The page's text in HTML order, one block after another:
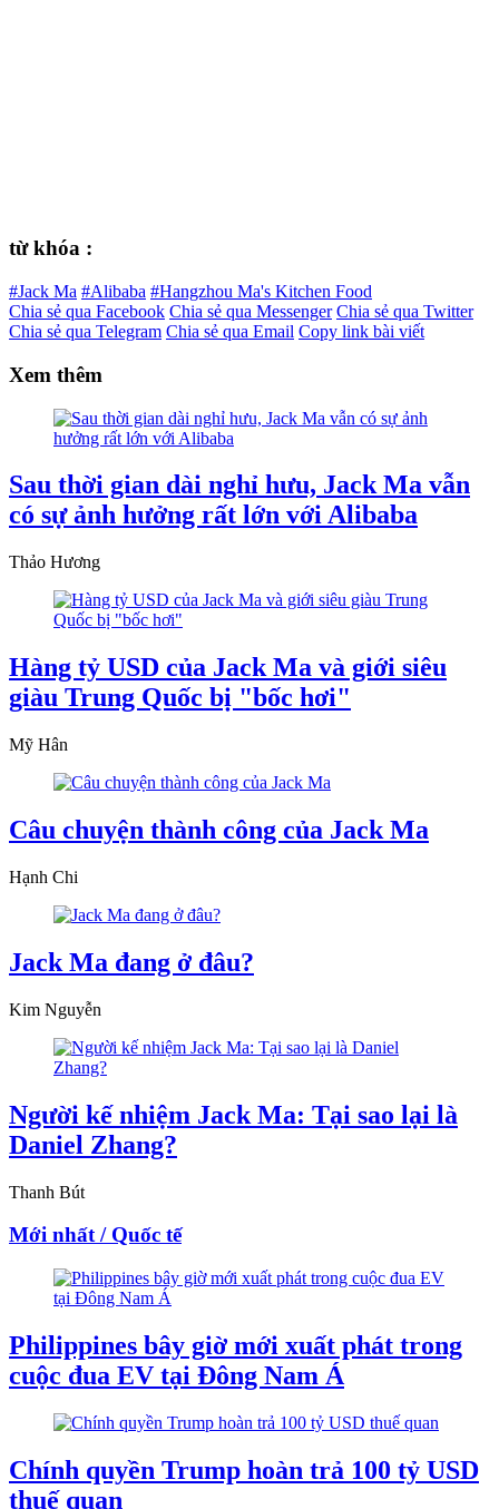
từ khóa :
#Jack Ma #Alibaba #Hangzhou Ma's Kitchen Food
Chia sẻ qua Facebook Chia sẻ qua Messenger Chia sẻ qua Twitter
Chia sẻ qua Telegram Chia sẻ qua Email Copy link bài viết
Xem thêm
Sau thời gian dài nghỉ hưu, Jack Ma vẫn
có sự ảnh hưởng rất lớn với Alibaba
Thảo Hương
Hàng tỷ USD của Jack Ma và giới siêu
giàu Trung Quốc bị "bốc hơi"
Mỹ Hân
Câu chuyện thành công của Jack Ma
Hạnh Chi
Jack Ma đang ở đâu?
Kim Nguyễn
Người kế nhiệm Jack Ma: Tại sao lại là
Daniel Zhang?
Thanh Bút
Mới nhất / Quốc tế
Philippines bây giờ mới xuất phát trong
cuộc đua EV tại Đông Nam Á
Chính quyền Trump hoàn trả 100 tỷ USD
thuế quan